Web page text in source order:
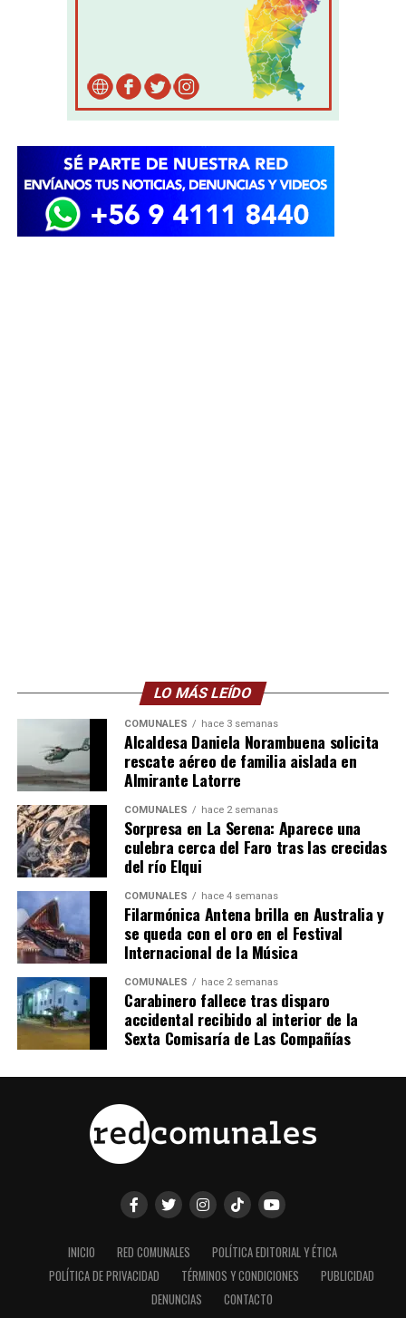
LO MÁS LEÍDO
COMUNALES hace 3 semanas
Alcaldesa Daniela Norambuena solicita
rescate aéreo de familia aislada en
Almirante Latorre
COMUNALES hace 2 semanas
Sorpresa en La Serena: Aparece una
culebra cerca del Faro tras las crecidas
del río Elqui
COMUNALES hace 4 semanas
Filarmónica Antena brilla en Australia y
se queda con el oro en el Festival
Internacional de la Música
COMUNALES hace 2 semanas
Carabinero fallece tras disparo
accidental recibido al interior de la
Sexta Comisaría de Las Compañías
INICIO RED COMUNALES
POLÍTICA EDITORIAL Y ÉTICA
POLÍTICA DE PRIVACIDAD
TÉRMINOS Y CONDICIONES
PUBLICIDAD
DENUNCIAS
CONTACTO